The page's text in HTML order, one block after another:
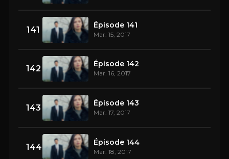
141 Épisode 141
Mar. 15, 2017
142 Épisode 142
Mar. 16, 2017
143 Épisode 143
Mar. 17, 2017
144 Épisode 144
Mar. 18, 2017